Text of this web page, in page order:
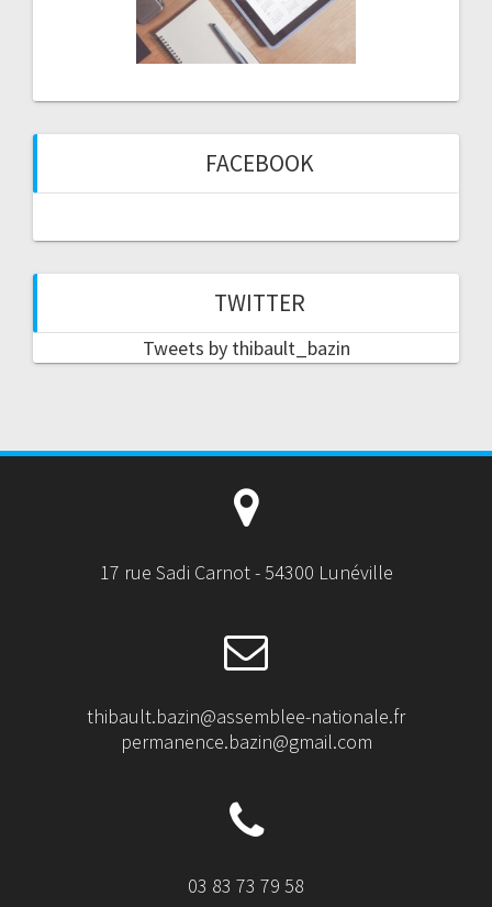
FACEBOOK
TWITTER
Tweets by thibault_bazin
17 rue Sadi Carnot - 54300 Lunéville
thibault.bazin@assemblee-nationale.fr
permanence.bazin@gmail.com
03 83 73 79 58